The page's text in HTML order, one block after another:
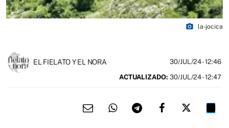
photo_camera la-jocica
EL FIELATO Y EL NORA 30/JUL/24- 12:46
ACTUALIZADO: 30/JUL/24 - 12:47